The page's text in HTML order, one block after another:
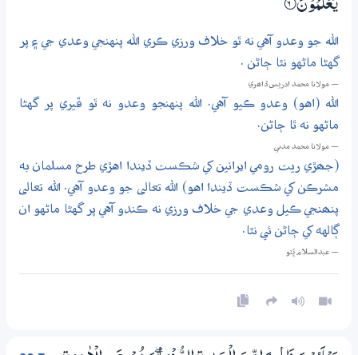
يَعْلَمُوْنَ 6‏۝
الله جو وعدو آهي نه ٿو خلاف ورزي ڪري الله پنهنجي وعدي جي ۽ پر
گهڻا ماڻهو نٿا ڄاڻن .
— مولانا محمد ادريس ڏاھري
الله (اهو) وعدو ڪيو آهي. الله پنهنجو وعدو نه ٿو ڦيري پر گهڻا
ماڻهو نه ٿا ڄاڻن.
— مولانا محمد مدني
(جھڙي ريت رومي ايرانين کي شڪست ڏيندا اهڙي طرح مسلمان به
مشرڪن کي شڪست ڏيندا اهو) الله تعالى جو وعدو آهي. الله تعالى
پنھنجي ڪيل وعدي جي خلاف ورزي نه ڪندو آهي پر گهڻا ماڻهو ان
ڳالهه کي ڄاڻن ئي نٿا.
— عبدالسلام ڀُٽو